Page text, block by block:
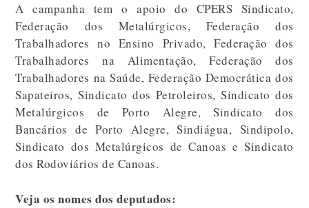
A campanha tem o apoio do CPERS Sindicato,
Federação dos Metalúrgicos, Federação dos
Trabalhadores no Ensino Privado, Federação dos
Trabalhadores na Alimentação, Federação dos
Trabalhadores na Saúde, Federação Democrática dos
Sapateiros, Sindicato dos Petroleiros, Sindicato dos
Metalúrgicos de Porto Alegre, Sindicato dos
Bancários de Porto Alegre, Sindiágua, Sindipolo,
Sindicato dos Metalúrgicos de Canoas e Sindicato
dos Rodoviários de Canoas.
Veja os nomes dos deputados: